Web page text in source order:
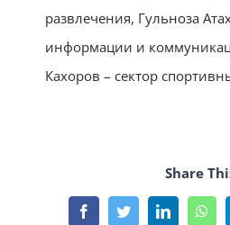
развлечения, Гульноза
информации и
Кахоров – сектор
Share
FacebookTwitterLinkedIn